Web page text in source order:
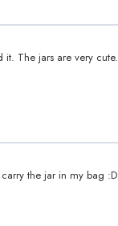
it. The jars are very cute.
the jar in my bag :D